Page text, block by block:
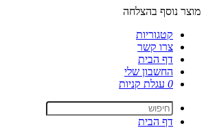
מוצר נוסף בהצלחה
קטגוריות
צרו קשר
דף הבית
החשבון שלי
0 עגלת קניות
דף הבית